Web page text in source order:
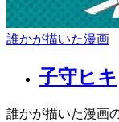
誰かが描いた漫画
子守ヒキ
誰かが描いた漫画